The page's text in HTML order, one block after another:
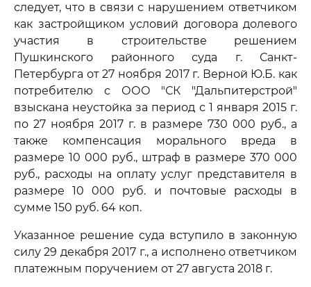
следует, что в связи с нарушением ответчиком
как застройщиком условий договора долевого
участия в строительстве решением
Пушкинского районного суда г. Санкт-
Петербурга от 27 ноября 2017 г. Верной Ю.Б. как
потребителю с ООО "СК "Дальпитерстрой"
взыскана неустойка за период с 1 января 2015 г.
по 27 ноября 2017 г. в размере 730 000 руб., а
также компенсация морального вреда в
размере 10 000 руб., штраф в размере 370 000
руб., расходы на оплату услуг представителя в
размере 10 000 руб. и почтовые расходы в
сумме 150 руб. 64 коп.
Указанное решение суда вступило в законную
силу 29 декабря 2017 г., а исполнено ответчиком
платежным поручением от 27 августа 2018 г.